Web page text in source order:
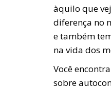
àquilo que
diferença no
e também
na vida dos
Você
sobre